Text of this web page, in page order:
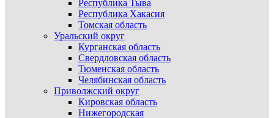
Республика Тыва
Республика Хакасия
Томская область
Уральский округ
Курганская область
Свердловская область
Тюменская область
Челябинская область
Приволжский округ
Кировская область
Нижегородская